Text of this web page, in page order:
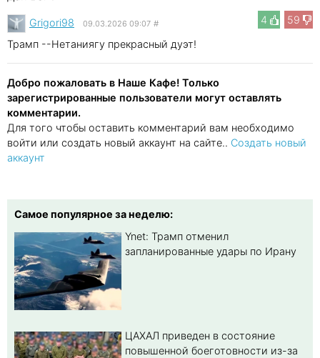
4
59
Grigori98 09.03.2026 09:07 #
Трамп --Нетаниягу прекрасный дуэт!
Добро пожаловать в Наше Кафе! Только
зарегистрированные пользователи могут оставлять
комментарии.
Для того чтобы оставить комментарий вам необходимо
войти или создать новый аккаунт на сайте.. Создать новый
аккаунт
Самое популярное за неделю:
Ynet: Трамп отменил
запланированные удары по Ирану
ЦАХАЛ приведен в состояние
повышенной боеготовности из-за